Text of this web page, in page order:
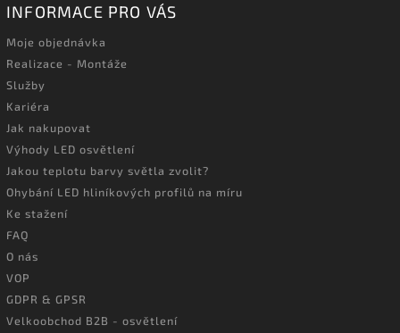
INFORMACE PRO VÁS
Moje objednávka
Realizace - Montáže
Služby
Kariéra
Jak nakupovat
Výhody LED osvětlení
Jakou teplotu barvy světla zvolit?
Ohybání LED hliníkových profilů na míru
Ke stažení
FAQ
O nás
VOP
GDPR & GPSR
Velkoobchod B2B - osvětlení